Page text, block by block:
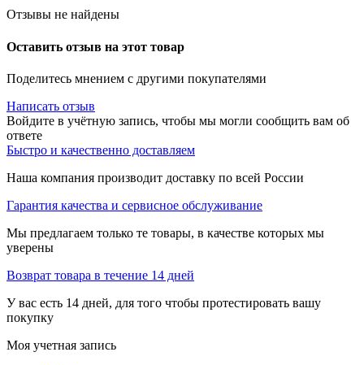
Отзывы не найдены
Оставить отзыв на этот товар
Поделитесь мнением с другими покупателями
Написать отзыв
Войдите в учётную запись, чтобы мы могли сообщить вам об
ответе
Быстро и качественно доставляем
Наша компания производит доставку по всей России
Гарантия качества и сервисное обслуживание
Мы предлагаем только те товары, в качестве которых мы
уверены
Возврат товара в течение 14 дней
У вас есть 14 дней, для того чтобы протестировать вашу
покупку
Моя учетная запись